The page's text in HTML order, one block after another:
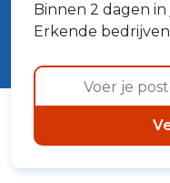
Binnen 2 dagen in
Erkende